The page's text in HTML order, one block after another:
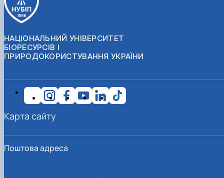
НАЦІОНАЛЬНИЙ УНІВЕРСИТЕТ
БІОРЕСУРСІВ І
ПРИРОДОКОРИСТУВАННЯ УКРАЇНИ
Поштова адреса
Карта сайту